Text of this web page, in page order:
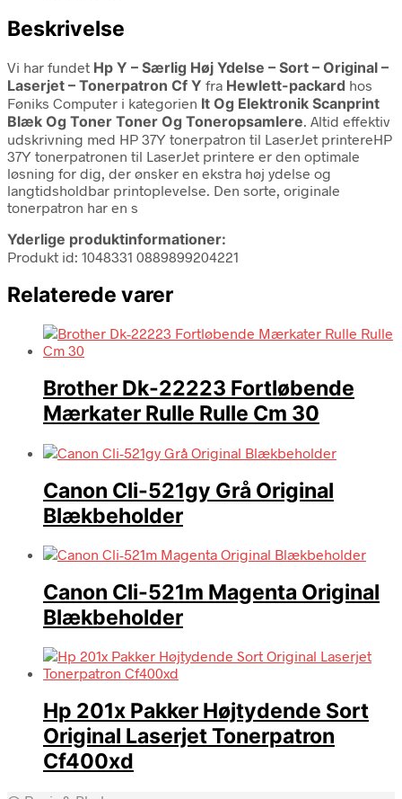
Beskrivelse
Vi har fundet Hp Y – Særlig Høj Ydelse – Sort – Original –
Laserjet – Tonerpatron Cf Y fra Hewlett-packard hos
Føniks Computer i kategorien It Og Elektronik Scanprint
Blæk Og Toner Toner Og Toneropsamlere. Altid effektiv
udskrivning med HP 37Y tonerpatron til LaserJet printereHP
37Y tonerpatronen til LaserJet printere er den optimale
løsning for dig, der ønsker en ekstra høj ydelse og
langtidsholdbar printoplevelse. Den sorte, originale
tonerpatron har en s
Yderlige produktinformationer:
Produkt id: 1048331 0889899204221
Relaterede varer
Brother Dk-22223 Fortløbende
Mærkater Rulle Rulle Cm 30
Canon Cli-521gy Grå Original
Blækbeholder
Canon Cli-521m Magenta Original
Blækbeholder
Hp 201x Pakker Højtydende Sort
Original Laserjet Tonerpatron
Cf400xd